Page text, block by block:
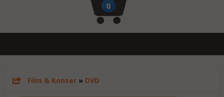
0
Film & Konser» DVD